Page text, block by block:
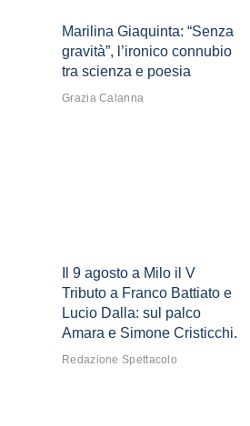
Marilina Giaquinta: “Senza
gravità”, l’ironico connubio
tra scienza e poesia
Grazia Calanna
Il 9 agosto a Milo il V
Tributo a Franco Battiato e
Lucio Dalla: sul palco
Amara e Simone Cristicchi.
Redazione Spettacolo